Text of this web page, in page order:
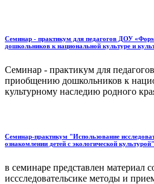
Семинар - практикум для педагогов ДОУ
дошкольников к национальной культуре и
Семинар - практикум для
приобщению дошкольников к
культурному наследию родного
Семинар-практикум "Использование
ознакомлении детей с экологической культурой"
в семинаре представлен материал
иссследовательсике методы и